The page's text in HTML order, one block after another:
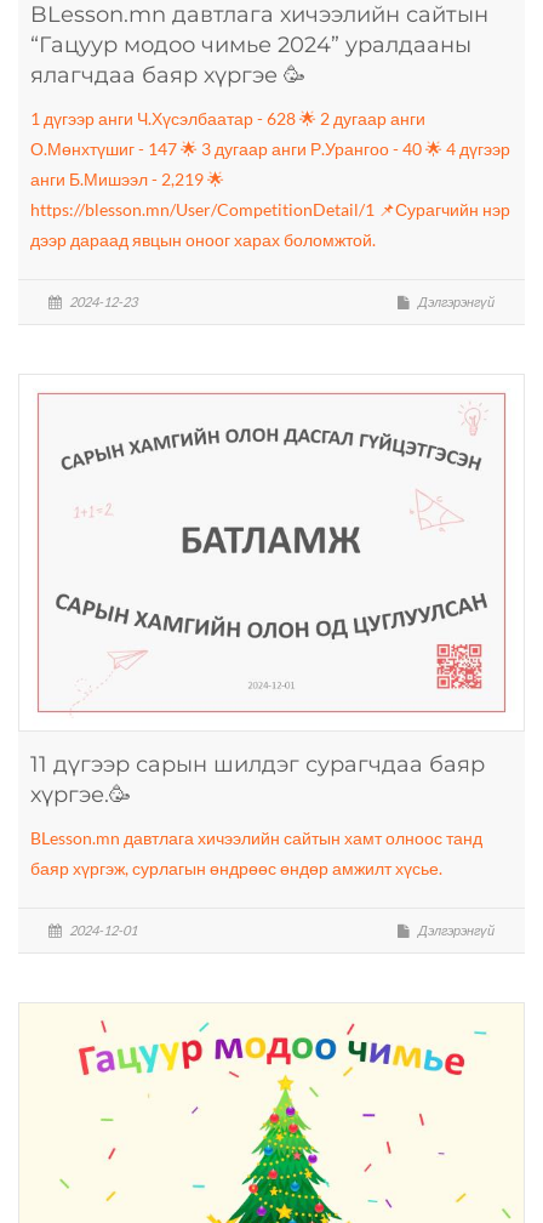
BLesson.mn давтлага хичээлийн сайтын
“Гацуур модоо чимье 2024” уралдааны
ялагчдаа баяр хүргэе 🥳
1 дүгээр анги Ч.Хүсэлбаатар - 628 🌟 2 дугаар анги
О.Мөнхтүшиг - 147 🌟 3 дугаар анги Р.Урангоо - 40 🌟 4 дүгээр
анги Б.Мишээл - 2,219 🌟
https://blesson.mn/User/CompetitionDetail/1 📌Сурагчийн нэр
дээр дараад явцын оноог харах боломжтой.
2024-12-23 Дэлгэрэнгүй
11 дүгээр сарын шилдэг сурагчдаа баяр
хүргэе.🥳
BLesson.mn давтлага хичээлийн сайтын хамт олноос танд
баяр хүргэж, сурлагын өндрөөс өндөр амжилт хүсье.
2024-12-01 Дэлгэрэнгүй